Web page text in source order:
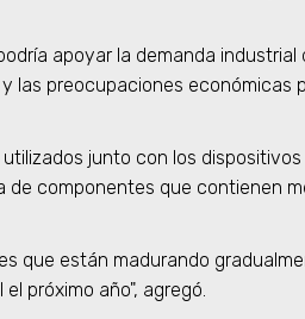
apoyar la demanda
las preocupaciones económicas
junto con los
de componentes que contienen
que están madurando
próximo año", agregó.